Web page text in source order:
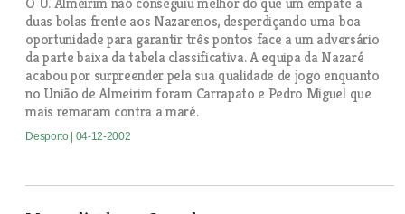
duas bolas frente aos Nazarenos, desperdiçando uma boa
oportunidade para garantir três pontos face a um adversário
da parte baixa da tabela classificativa. A equipa da Nazaré
acabou por surpreender pela sua qualidade de jogo enquanto
no União de Almeirim foram Carrapato e Pedro Miguel que
mais remaram contra a maré.
Desporto | 04-12-2002